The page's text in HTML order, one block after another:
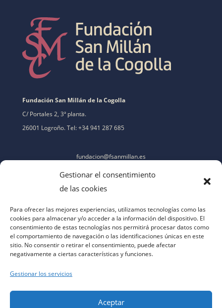
Gestionar el consentimiento
de las cookies
Para ofrecer las mejores experiencias, utilizamos tecnologías como las
cookies para almacenar y/o acceder a la información del dispositivo. El
consentimiento de estas tecnologías nos permitirá procesar datos como
el comportamiento de navegación o las identificaciones únicas en este
sitio. No consentir o retirar el consentimiento, puede afectar
negativamente a ciertas características y funciones.
Gestionar los servicios
Aceptar
Fundación San Millán de la Cogolla
C/ Portales 2, 3ª planta.
26001 Logroño. Tel: +34 941 287 685
fundacion@fsanmillan.es